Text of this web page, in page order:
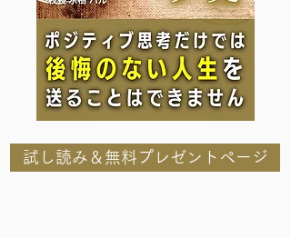
試し読み＆無料プレゼントページ